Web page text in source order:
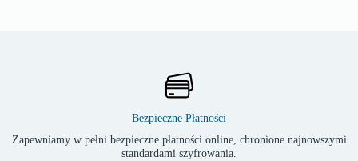
Bezpieczne Płatności
Zapewniamy w pełni bezpieczne płatności online, chronione najnowszymi
standardami szyfrowania.